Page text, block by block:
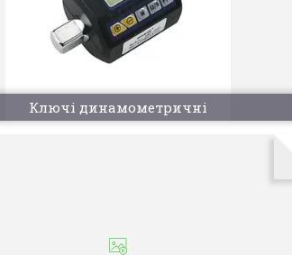
Ключі динамометричні